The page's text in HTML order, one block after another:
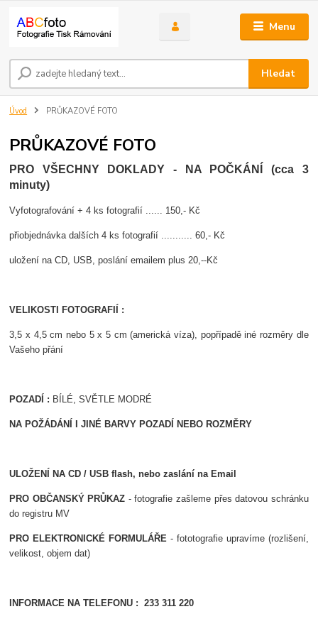
Menu
Hledat
Úvod PRŮKAZOVÉ FOTO
PRŮKAZOVÉ FOTO
PRO VŠECHNY DOKLADY - NA POČKÁNÍ (cca 3
minuty)
Vyfotografování + 4 ks fotografií ...... 150,- Kč
přiobjednávka dalších 4 ks fotografií ........... 60,- Kč
uložení na CD, USB, poslání emailem plus 20,--Kč
VELIKOSTI FOTOGRAFIÍ :
3,5 x 4,5 cm nebo 5 x 5 cm (americká víza), popřípadě iné rozměry dle
Vašeho přání
POZADÍ : BÍLÉ, SVĚTLE MODRÉ
NA POŽÁDÁNÍ I JINÉ BARVY POZADÍ NEBO ROZMĚRY
ULOŽENÍ NA CD / USB flash, nebo zaslání na Email
PRO OBČANSKÝ PRŮKAZ - fotografie zašleme přes datovou schránku
do registru MV
PRO ELEKTRONICKÉ FORMULÁŘE - fototografie upravíme (rozlišení,
velikost, objem dat)
INFORMACE NA TELEFONU : 233 311 220